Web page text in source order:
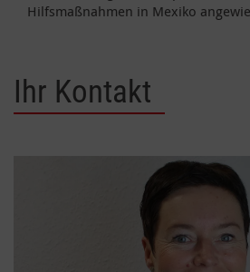
Hilfsmaßnahmen in Mexiko
Ihr Kontakt